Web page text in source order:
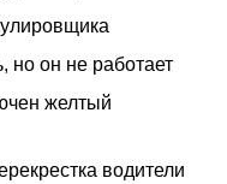
но он не работает
желтый
водители